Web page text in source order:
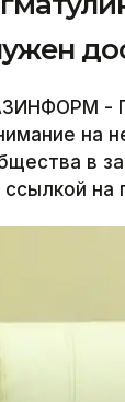
-
на
в
ссылкой